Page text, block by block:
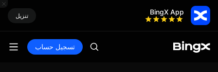
BingX App تنزيل
تسجيل حساب